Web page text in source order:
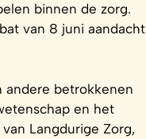
binnen de zorg.
van 8 juni aandacht
andere betrokkenen
en het
Langdurige Zorg,